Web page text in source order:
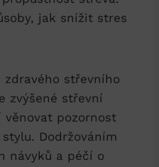
jak snížit stres
střevního
zvýšené střevní
pozornost
Dodržováním
návyků a péčí o